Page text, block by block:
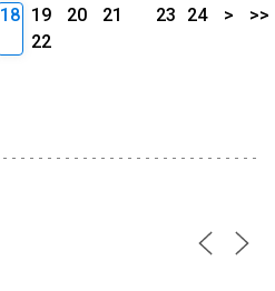
18 19 20
21
22
23 24 > >>